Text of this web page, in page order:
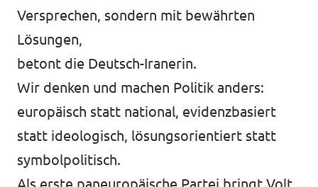
Versprechen, sondern mit bewährten
Lösungen,
betont die Deutsch-Iranerin.
Wir denken und machen Politik anders:
europäisch statt national, evidenzbasiert
statt ideologisch, lösungsorientiert statt
symbolpolitisch.